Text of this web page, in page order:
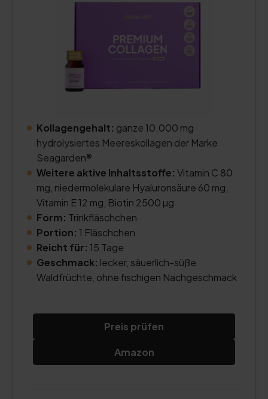
Kollagengehalt: ganze 10.000 mg
hydrolysiertes Meereskollagen der Marke
Seagarden®
Weitere aktive Inhaltsstoffe: Vitamin C 80
mg, niedermolekulare Hyaluronsäure 60 mg,
Vitamin E 12 mg, Biotin 2500 µg
Form: Trinkfläschchen
Portion: 1 Fläschchen
Reicht für: 15 Tage
Geschmack: lecker, säuerlich-süße
Waldfrüchte, ohne fischigen Nachgeschmack
Preis prüfen
Amazon